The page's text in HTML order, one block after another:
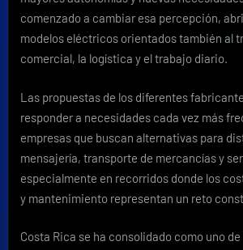
comenzado a cambiar esa percepción,
modelos eléctricos orientados también al
comercial, la logística y el trabajo diario.
Las propuestas de los diferentes
responder a necesidades cada vez más
empresas que buscan alternativas para
mensajería, transporte de mercancías y
especialmente en recorridos donde los
y mantenimiento representan un reto
Costa Rica se ha consolidado como uno